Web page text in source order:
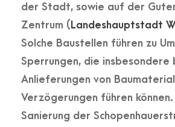
der Stadt, sowie auf der
Zentrum​ ( Landeshauptstadt
Solche Baustellen führen zu
Sperrungen, die insbesondere
Anlieferungen von
Verzögerungen führen können.
Sanierung der